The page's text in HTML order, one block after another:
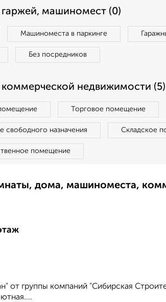
машиномест (0)
Машиноместа в паркинге
Без посредников
недвижимости (5)
Торговое помещение
свободного назначения Складское
помещение
дома, машиноместа,
от группы компаний "Сибирская